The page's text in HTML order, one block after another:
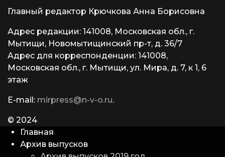
Главный редактор Крючкова Анна Борисовна
Адрес редакции: 141008, Московская обл., г.
Мытищи, Новомытищинский пр-т, д. 36/7
Адрес для корреспонденции: 141008,
Московская обл., г. Мытищи, ул. Мира, д. 7, к 1, 6
этаж
E-mail: mirpress@n-v-o.ru.
© 2024
Главная
Архив выпусков